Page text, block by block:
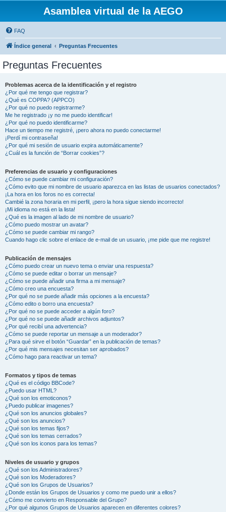
Asamblea virtual de la AEGO
FAQ
Índice general Preguntas Frecuentes
Preguntas Frecuentes
Problemas acerca de la identificación y el registro
¿Por qué me tengo que registrar?
¿Qué es COPPA? (APPCO)
¿Por qué no puedo registrarme?
Me he registrado ¡y no me puedo identificar!
¿Por qué no puedo identificarme?
Hace un tiempo me registré, ¡pero ahora no puedo conectarme!
¡Perdí mi contraseña!
¿Por qué mi sesión de usuario expira automáticamente?
¿Cuál es la función de “Borrar cookies”?
Preferencias de usuario y configuraciones
¿Cómo se puede cambiar mi configuración?
¿Cómo evito que mi nombre de usuario aparezca en las listas de usuarios conectados?
¡La hora en los foros no es correcta!
Cambié la zona horaria en mi perfil, ¡pero la hora sigue siendo incorrecto!
¡Mi idioma no está en la lista!
¿Qué es la imagen al lado de mi nombre de usuario?
¿Cómo puedo mostrar un avatar?
¿Cómo se puede cambiar mi rango?
Cuando hago clic sobre el enlace de e-mail de un usuario, ¡me pide que me registre!
Publicación de mensajes
¿Cómo puedo crear un nuevo tema o enviar una respuesta?
¿Cómo se puede editar o borrar un mensaje?
¿Cómo se puede añadir una firma a mi mensaje?
¿Cómo creo una encuesta?
¿Por qué no se puede añadir más opciones a la encuesta?
¿Cómo edito o borro una encuesta?
¿Por qué no se puede acceder a algún foro?
¿Por qué no se puede añadir archivos adjuntos?
¿Por qué recibí una advertencia?
¿Cómo se puede reportar un mensaje a un moderador?
¿Para qué sirve el botón “Guardar” en la publicación de temas?
¿Por qué mis mensajes necesitan ser aprobados?
¿Cómo hago para reactivar un tema?
Formatos y tipos de temas
¿Qué es el código BBCode?
¿Puedo usar HTML?
¿Qué son los emoticonos?
¿Puedo publicar imagenes?
¿Qué son los anuncios globales?
¿Qué son los anuncios?
¿Qué son los temas fijos?
¿Qué son los temas cerrados?
¿Qué son los iconos para los temas?
Niveles de usuario y grupos
¿Qué son los Administradores?
¿Qué son los Moderadores?
¿Qué son los Grupos de Usuarios?
¿Donde están los Grupos de Usuarios y como me puedo unir a ellos?
¿Cómo me convierto en Responsable del Grupo?
¿Por qué algunos Grupos de Usuarios aparecen en diferentes colores?